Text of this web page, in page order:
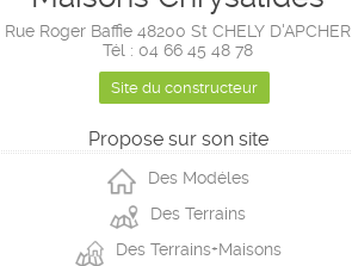
Rue Roger Baffie 48200 St CHELY D'APCHER
Tél : 04 66 45 48 78
Site du constructeur
Propose sur son site
Des Modéles
Des Terrains
Des Terrains+Maisons